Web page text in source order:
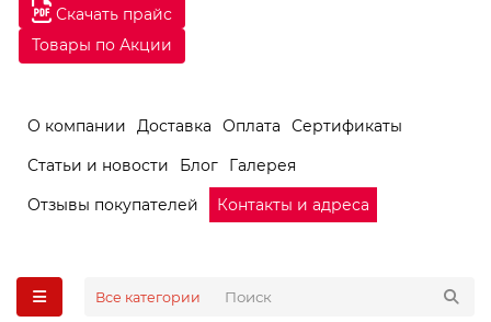
Скачать прайс
Товары по Акции
О компании Доставка Оплата
Сертификаты
Статьи и новости
Блог
Галерея
Отзывы покупателей
Контакты и адреса
Все категории